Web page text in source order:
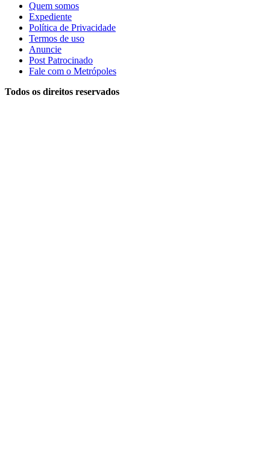
Quem somos
Expediente
Política de Privacidade
Termos de uso
Anuncie
Post Patrocinado
Fale com o Metrópoles
Todos os direitos reservados